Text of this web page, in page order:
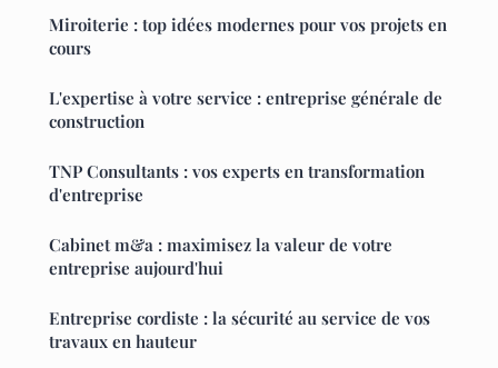
Miroiterie : top idées modernes pour vos projets en
cours
L'expertise à votre service : entreprise générale de
construction
TNP Consultants : vos experts en transformation
d'entreprise
Cabinet m&a : maximisez la valeur de votre
entreprise aujourd'hui
Entreprise cordiste : la sécurité au service de vos
travaux en hauteur